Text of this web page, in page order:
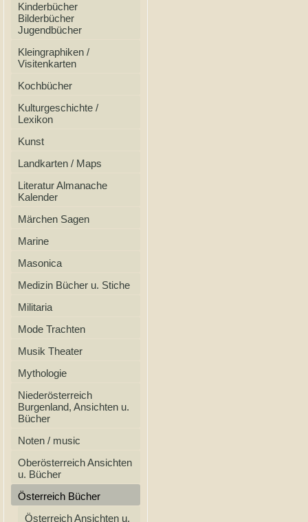
Kinderbücher
Bilderbücher
Jugendbücher
Kleingraphiken /
Visitenkarten
Kochbücher
Kulturgeschichte /
Lexikon
Kunst
Landkarten / Maps
Literatur Almanache
Kalender
Märchen Sagen
Marine
Masonica
Medizin Bücher u. Stiche
Militaria
Mode Trachten
Musik Theater
Mythologie
Niederösterreich
Burgenland, Ansichten u.
Bücher
Noten / music
Oberösterreich Ansichten
u. Bücher
Österreich Bücher
Österreich Ansichten u.